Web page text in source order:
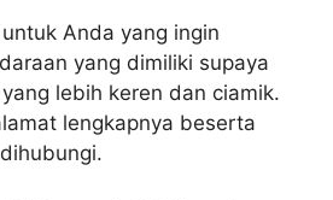
Anda yang ingin
yang dimiliki supaya
lebih keren dan ciamik.
lengkapnya beserta